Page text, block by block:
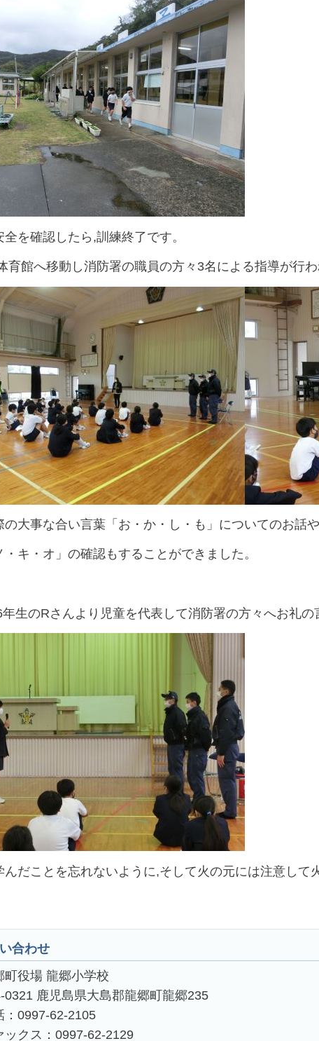
全を確認したら,訓練終了です。
育館へ移動し消防署の職員の方々3名による指導が行わ
の大事な合い言葉「お・か・し・も」についてのお話
・キ・オ」の確認もすることができました。
生のRさんより児童を代表して消防署の方々へお礼の
んだことを忘れないように,そして火の元には注意して
合わせ
町役場 龍郷小学校
0321 鹿児島県大島郡龍郷町龍郷235
：0997-62-2105
ックス：0997-62-2129